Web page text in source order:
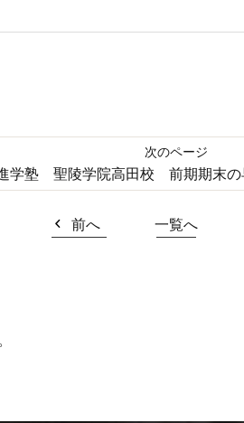
学塾 聖陵学院高田校 前期期末の
前へ 一覧へ